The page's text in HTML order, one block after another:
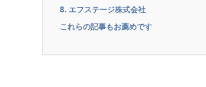
8. エフステージ株式会社
これらの記事もお薦めです